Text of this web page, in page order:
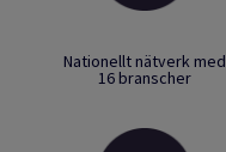
Nationellt nätverk med
16 branscher